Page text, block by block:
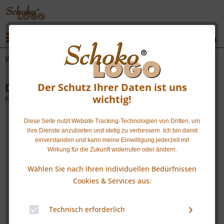
Der Schutz Ihrer Daten ist uns
wichtig!
Diese Seite nutzt Website Tracking-Technologien von Dritten, um
ihre Dienste anzubieten und stetig zu verbessern. Ich bin damit
einverstanden und kann meine Einwilligung jederzeit mit
Wirkung für die Zukunft widerrufen oder ändern.
Wählen Sie nach Ihren individuellen Bedürfnissen
Cookies & Services aus:
Technisch erforderlich
Weihnachten
Dominosteine Präsentbox
Artikel-Nr.: SL2107REVMGO